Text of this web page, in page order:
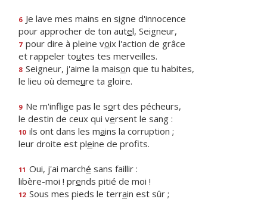
6 Je lave mes mains en signe d'innocence
pour approcher de ton autel, Seigneur,
7 pour dire à pleine voix l'action de grâce
et rappeler toutes tes merveilles.
8 Seigneur, j'aime la maison que tu habites,
le lieu où demeure ta gloire.
9 Ne m'inflige pas le sort des pécheurs,
le destin de ceux qui versent le sang :
10 ils ont dans les mains la corruption ;
leur droite est pleine de profits.
11 Oui, j'ai marché sans faillir :
libère-moi ! prends pitié de moi !
12 Sous mes pieds le terrain est sûr ;